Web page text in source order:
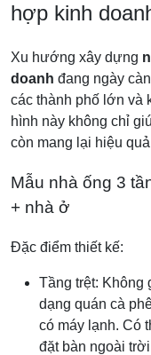
hợp kinh
Xu hướng xây dựng
doanh đang ngày
các thành phố lớn và
hình này không chỉ
còn mang lại hiệu
Mẫu nhà ống 3
+ nhà ở
Đặc điểm thiết kế:
Tầng trệt: Không
dạng quán cà
có máy lạnh. Có
đặt bàn ngoài